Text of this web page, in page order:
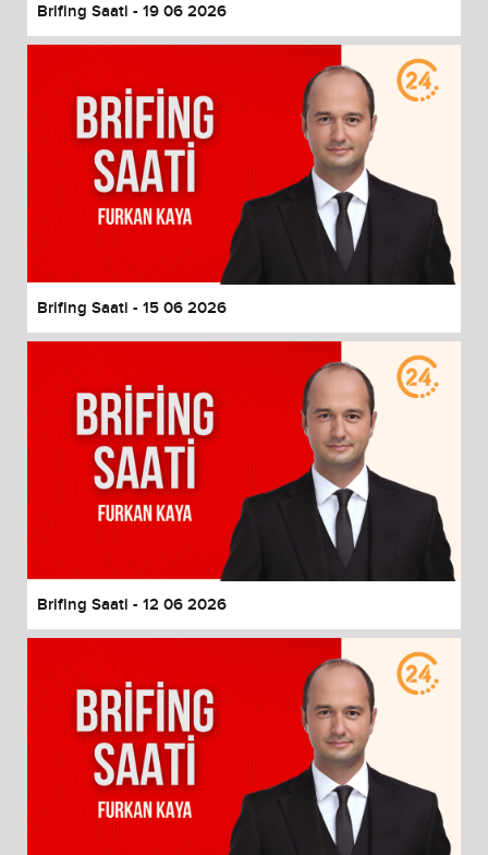
Brifing Saati - 19 06 2026
Brifing Saati - 15 06 2026
Brifing Saati - 12 06 2026